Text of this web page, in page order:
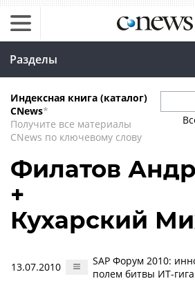
Разделы
Индексная книга (каталог)
CNews*
Получите все материалы
CNews по ключевому слову
Филатов
+
Кухарский
13.07.2010
SAP Форум 2010:
полем битвы ИТ-